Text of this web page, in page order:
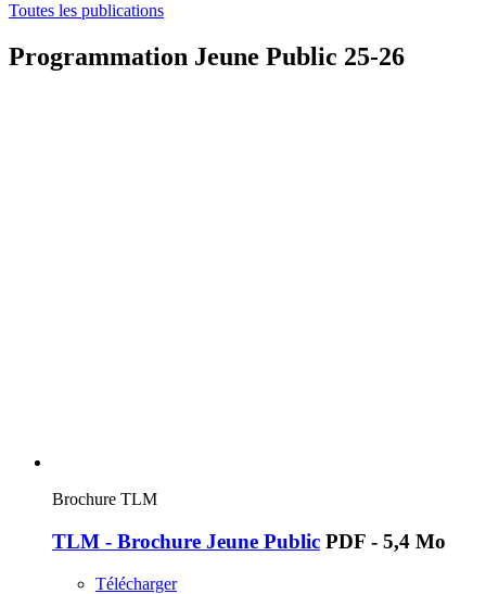
Toutes les publications
Programmation Jeune Public 25-26
Brochure TLM
TLM - Brochure Jeune Public PDF - 5,4 Mo
Télécharger